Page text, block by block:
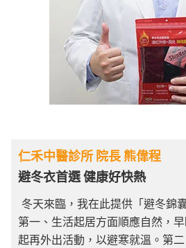
仁禾中醫診所 院長 熊偉程
避冬衣首選 健康好快熱
冬天來臨，我在此提供「避冬錦
第一、生活起居方面順應自然，
起再外出活動，以避寒就溫。第